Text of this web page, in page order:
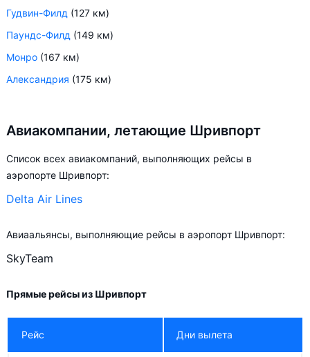
Гудвин-Филд (127 км)
Паундс-Филд (149 км)
Монро (167 км)
Александрия (175 км)
Авиакомпании, летающие Шривпорт
Список всех авиакомпаний, выполняющих рейсы в
аэропорте Шривпорт:
Delta Air Lines
Авиаальянсы, выполняющие рейсы в аэропорт Шривпорт:
SkyTeam
Прямые рейсы из Шривпорт
Рейс Дни вылета